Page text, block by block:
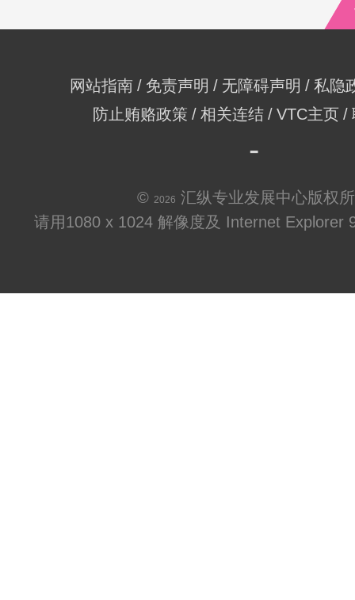
网站指南 免责声明 无障碍声明
私隐
防止贿赂政策
相关连结 VTC主页
© 2026 汇纵专业发展中心版权
请用1080 x 1024 解像度及 Internet Explorer